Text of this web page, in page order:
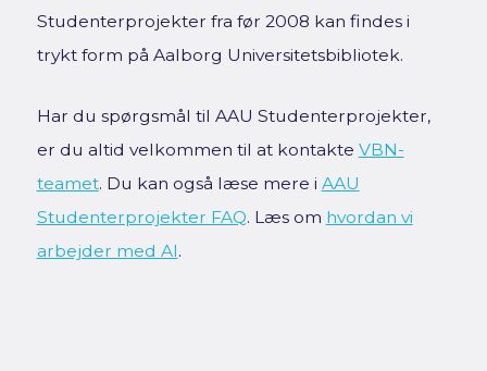
Studenterprojekter fra før 2008 kan findes i
trykt form på Aalborg Universitetsbibliotek.
Har du spørgsmål til AAU Studenterprojekter,
er du altid velkommen til at kontakte VBN-
teamet. Du kan også læse mere i AAU
Studenterprojekter FAQ. Læs om hvordan vi
arbejder med AI.